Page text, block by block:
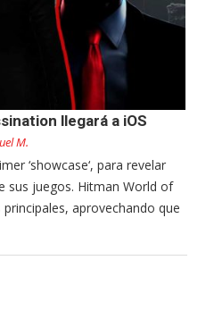
llegará a iOS
M.
‘showcase‘, para revelar
sus juegos. Hitman World of
aprovechando que